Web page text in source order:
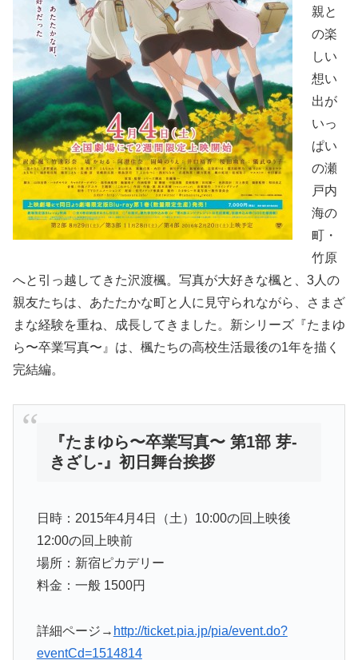
親と
の楽
しい
想い
出が
いっ
ぱい
の瀬
戸内
海の
町・
竹原
へと引っ越してきた沢渡楓。写真が大好きな楓と、3人の
親友たちは、あたたかな町と人に見守られながら、さまざ
まな経験を重ね、成長してきました。新シリーズ『たまゆ
ら〜卒業写真〜』は、楓たちの高校生活最後の1年を描く
完結編。
『たまゆら〜卒業写真〜 第1部 芽-
きざし-』初日舞台挨拶
日時：2015年4月4日（土）10:00の回上映後
12:00の回上映前
場所：新宿ピカデリー
料金：一般 1500円
詳細ページ→ http://ticket.pia.jp/pia/event.do?
eventCd=1514814